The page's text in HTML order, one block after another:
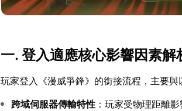
一. 登入適應核心影響因素解
玩家登入《漫威爭鋒》的銜接流程，主要與
跨域伺服器傳輸特性 ：玩家受物理距離